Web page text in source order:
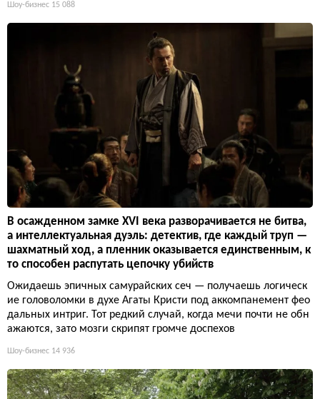
Шоу-бизнес 15 088
В осажденном замке XVI века разворачивается не битва,
а интеллектуальная дуэль: детектив, где каждый труп —
шахматный ход, а пленник оказывается единственным, к
то способен распутать цепочку убийств
Ожидаешь эпичных самурайских сеч — получаешь логическ
ие головоломки в духе Агаты Кристи под аккомпанемент фео
дальных интриг. Тот редкий случай, когда мечи почти не обн
ажаются, зато мозги скрипят громче доспехов
Шоу-бизнес 14 936